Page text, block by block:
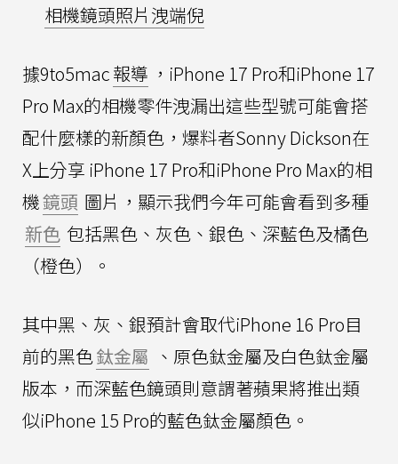
相機鏡頭照片洩端倪
據9to5mac報導 ，iPhone 17 Pro和iPhone 17
Pro Max的相機零件洩漏出這些型號可能會搭
配什麼樣的新顏色，爆料者Sonny Dickson在
X上分享 iPhone 17 Pro和iPhone Pro Max的相
機鏡頭 圖片，顯示我們今年可能會看到多種
新色 包括黑色、灰色、銀色、深藍色及橘色
（橙色）。
其中黑、灰、銀預計會取代iPhone 16 Pro目
前的黑色鈦金屬 、原色鈦金屬及白色鈦金屬
版本，而深藍色鏡頭則意謂著蘋果將推出類
似iPhone 15 Pro的藍色鈦金屬顏色。